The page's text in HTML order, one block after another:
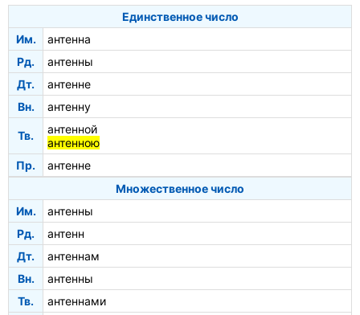
Единственное число
Им.
антенна
Рд.
антенны
Дт.
антенне
Вн.
антенну
Тв.
антенной
антенною
Пр.
антенне
Множественное число
Им.
антенны
Рд.
антенн
Дт.
антеннам
Вн.
антенны
Тв.
антеннами